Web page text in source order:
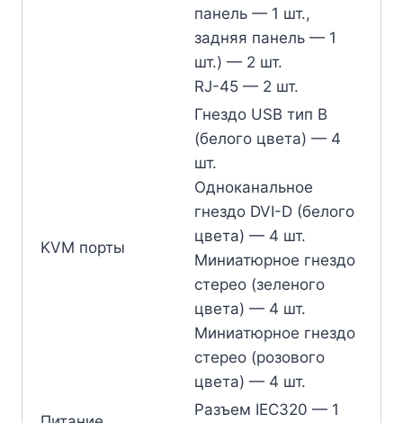
панель — 1 шт.,
задняя панель — 1
шт.) — 2 шт.
RJ-45 — 2 шт.
KVM порты
Гнездо USB тип В
(белого цвета) — 4
шт.
Одноканальное
гнездо DVI-D (белого
цвета) — 4 шт.
Миниатюрное гнездо
стерео (зеленого
цвета) — 4 шт.
Миниатюрное гнездо
стерео (розового
цвета) — 4 шт.
Разъем IEC320 — 1